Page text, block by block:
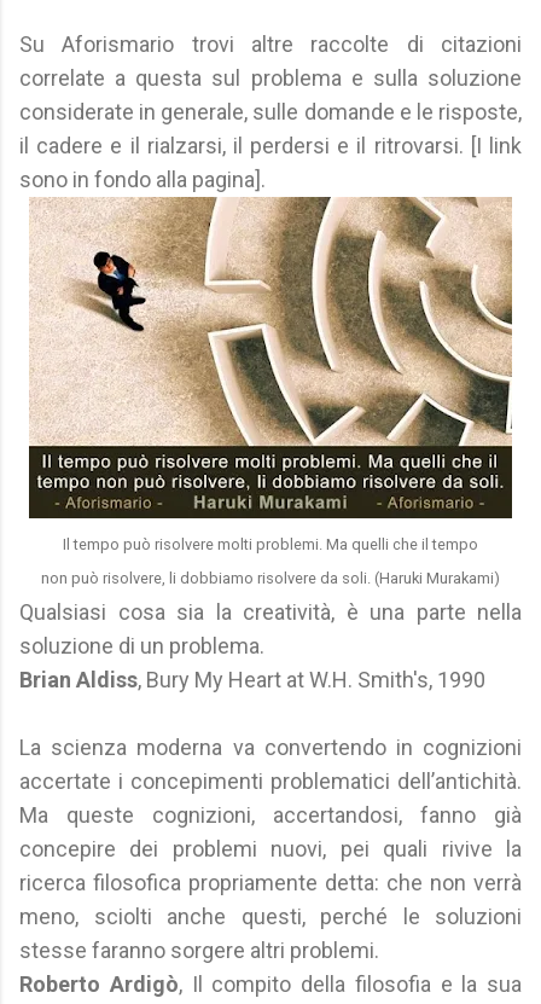
Su Aforismario trovi altre raccolte di citazioni
correlate a questa sul problema e sulla soluzione
considerate in generale, sulle domande e le risposte,
il cadere e il rialzarsi, il perdersi e il ritrovarsi. [I link
sono in fondo alla pagina].
Il tempo può risolvere molti problemi. Ma quelli che il tempo
non può risolvere, li dobbiamo risolvere da soli. (Haruki Murakami)
Qualsiasi cosa sia la creatività, è una parte nella
soluzione di un problema.
Brian Aldiss, Bury My Heart at W.H. Smith's, 1990
La scienza moderna va convertendo in cognizioni
accertate i concepimenti problematici dell’antichità.
Ma queste cognizioni, accertandosi, fanno già
concepire dei problemi nuovi, pei quali rivive la
ricerca filosofica propriamente detta: che non verrà
meno, sciolti anche questi, perché le soluzioni
stesse faranno sorgere altri problemi.
Roberto Ardigò, Il compito della filosofia e la sua